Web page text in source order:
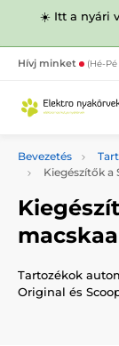
☀️ Itt a nyári
Hívj minket (Hé-Pé
Bevezetés
Kiegészítők a
Tartozékok
Original és